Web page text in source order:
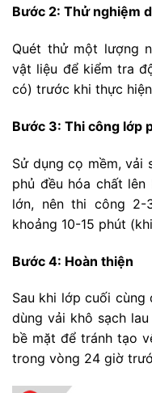
Bước 2: Thử nghiệm
Quét thử một lượng
vật liệu để kiểm tra
có) trước khi thực
Bước 3: Thi công lớp
Sử dụng cọ mềm, vải
phủ đều hóa chất
lớn, nên thi công
khoảng 10-15 phút
Bước 4: Hoàn thiện
Sau khi lớp cuối cùng
dùng vải khô sạch
bề mặt để tránh tạo
trong vòng 24 giờ